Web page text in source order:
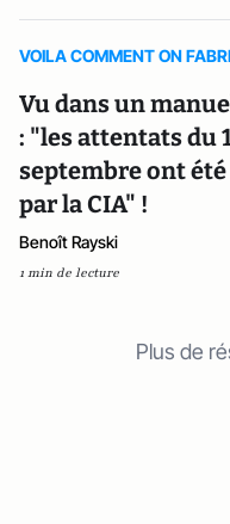
VOILA COMMENT ON
Vu dans un
: "les attentats du
septembre ont
par la CIA" !
Benoît Rayski
1 min de lecture
Plus de